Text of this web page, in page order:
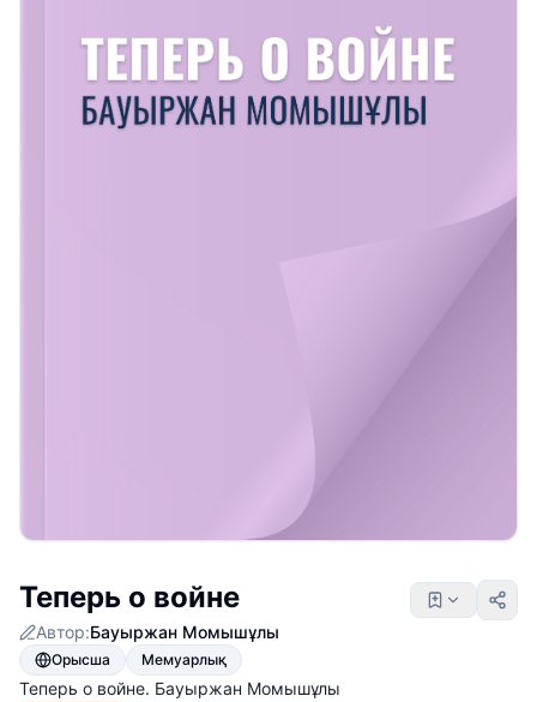
Теперь о войне
Автор:Бауыржан Момышұлы
Орысша Мемуарлық
Теперь о войне. Бауыржан Момышұлы